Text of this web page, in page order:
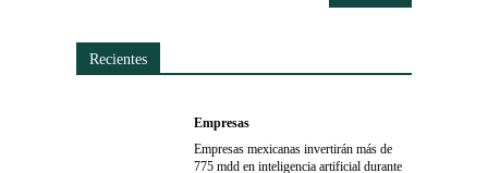
Recientes
Empresas
Empresas mexicanas invertirán más de
775 mdd en inteligencia artificial durante